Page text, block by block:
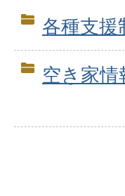
各種支援
空き家情